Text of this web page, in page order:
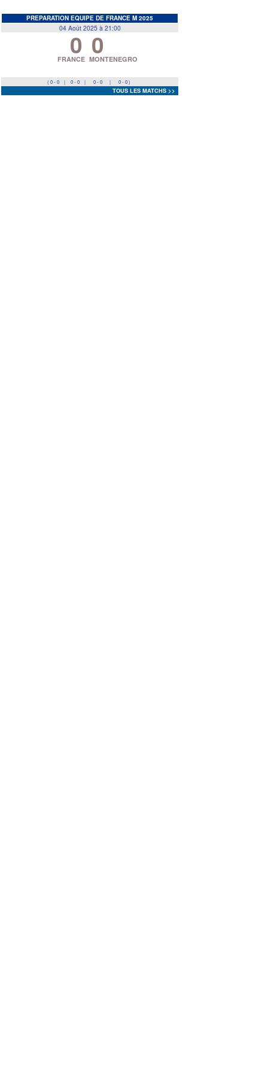
PREPARATION EQUIPE DE FRANCE M 2025
04 Août 2025 à 21:00
0
FRANCE 0
MONTENEGRO
( 0 - 0 | 0 - 0 | 0 - 0 | 0 - 0 )
TOUS LES MATCHS >>